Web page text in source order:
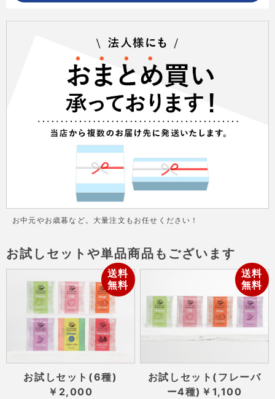
お中元やお歳暮など。大量注文もお任せください！
お試しセットや単品商品もございます
送料
無料
お試しセット(6種)
￥2,000
送料
無料
お試しセット(フレーバ
ー4種) ￥1,100